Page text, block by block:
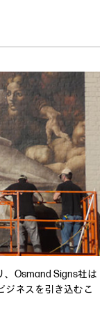
、Osmand Signs社は
ジネスを引き込むこ